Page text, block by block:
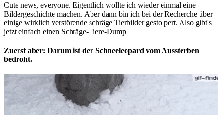
Cute news, everyone. Eigentlich wollte ich wieder einmal eine
Bildergeschichte machen. Aber dann bin ich bei der Recherche über
einige wirklich verstörende schräge Tierbilder gestolpert. Also gibt's
jetzt einfach einen Schräge-Tiere-Dump.
Zuerst aber: Darum ist der Schneeleopard vom Aussterben
bedroht.